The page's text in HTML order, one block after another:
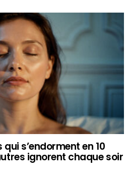
s’endorment en 10
ignorent chaque soir